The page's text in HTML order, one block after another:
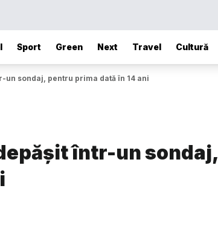
Sport Green Next Travel Cultură
sondaj, pentru prima dată în 14 ani
într-un sondaj,